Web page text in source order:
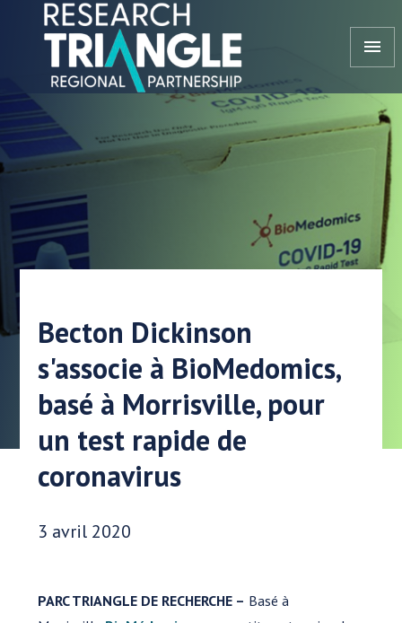
Aller au contenu
menu
Becton Dickinson
s'associe à BioMedomics,
basé à Morrisville, pour
un test rapide de
coronavirus
Date publiée:
3 avril 2020
PARC TRIANGLE DE RECHERCHE – Basé à